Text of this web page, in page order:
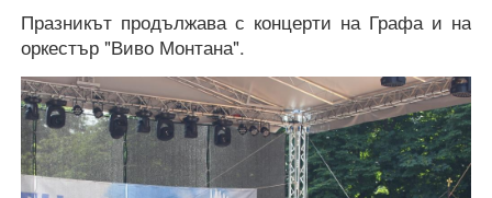
Празникът продължава с концерти на Графа и на
оркестър "Виво Монтана".